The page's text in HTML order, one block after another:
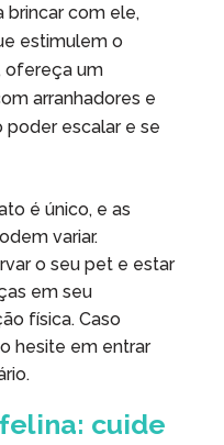
brincar com ele,
estimulem o
ofereça um
arranhadores e
escalar e se
é único, e as
variar.
o seu pet e estar
em seu
física. Caso
hesite em entrar
cuide